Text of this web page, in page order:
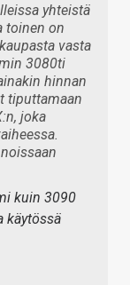
yhteistä
toinen on
vasta
3080ti
hinnan
tiputtamaan
joka
kuin 3090
käytössä